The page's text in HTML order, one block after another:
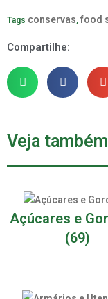
Tags conservas, food
Compartilhe:
Veja
Açúcares e
(69)